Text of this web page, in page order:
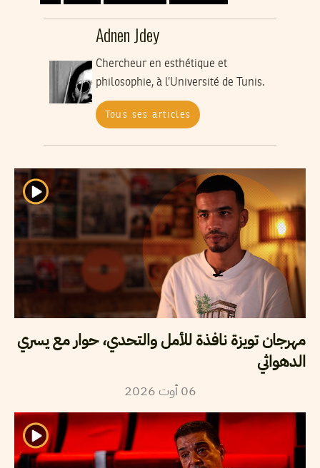
Adnen Jdey
Chercheur en esthétique et
philosophie, à l’Université de Tunis.
Tous ses articles
مهرجان تويزة نافذة للأمل والتحدي، حوار مع يسري
الدهواثي
06 أوت2026